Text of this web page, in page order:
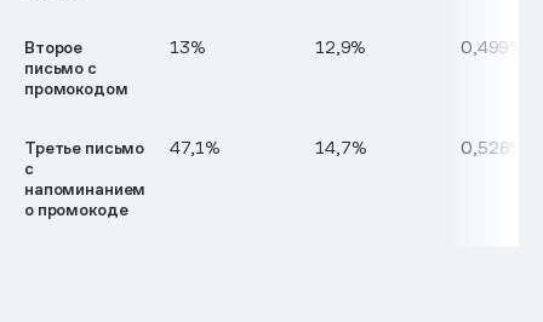
Второе
письмо с
промокодом
13% 12,9% 0,499%
Третье письмо
с
напоминанием
о промокоде
47,1% 14,7% 0,528%